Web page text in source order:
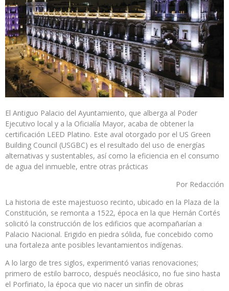
El Antiguo Palacio del Ayuntamiento, que alberga al Poder
Ejecutivo local y a la Oficialía Mayor, acaba de obtener la
certificación LEED Platino. Este aval otorgado por el US Green
Building Council (USGBC) es el resultado del uso de energías
alternativas y sustentables, así como la eficiencia en el consumo
de agua del inmueble, entre otras prácticas
Por Redacción
La historia de este majestuoso recinto, ubicado en la Plaza de la
Constitución, se remonta a 1522, época en la que Hernán Cortés
solicitó la construcción de los edificios que acompañarían a
Palacio Nacional. Erigido en piedra sólida, fue concebido como
una fortaleza ante posibles levantamientos indígenas.
A lo largo de tres siglos, experimentó varias renovaciones;
primero de estilo barroco, después neoclásico, no fue sino hasta
el Porfiriato, la época que vio nacer un sinfín de obras